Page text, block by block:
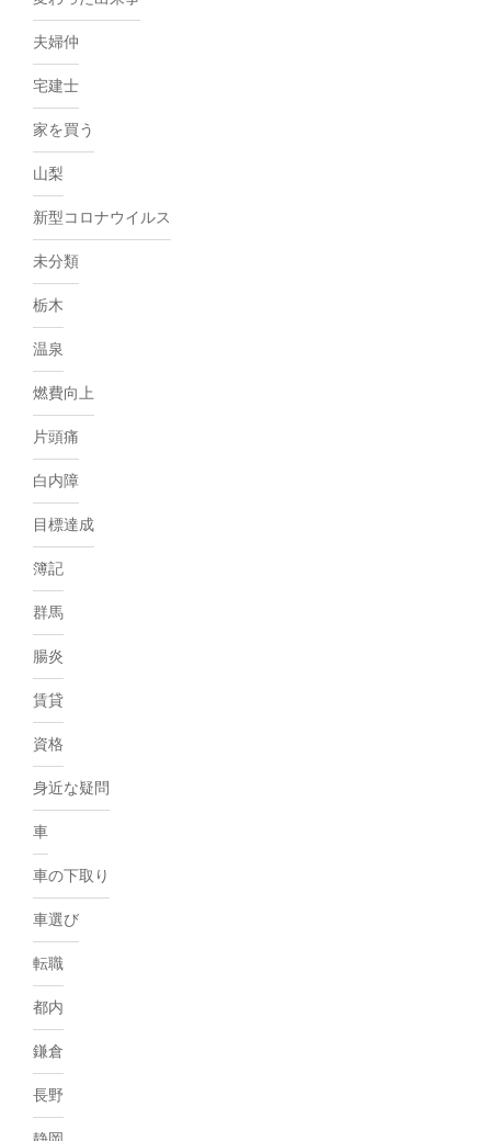
夫婦仲
宅建士
家を買う
山梨
新型コロナウイルス
未分類
栃木
温泉
燃費向上
片頭痛
白内障
目標達成
簿記
群馬
腸炎
賃貸
資格
身近な疑問
車
車の下取り
車選び
転職
都内
鎌倉
長野